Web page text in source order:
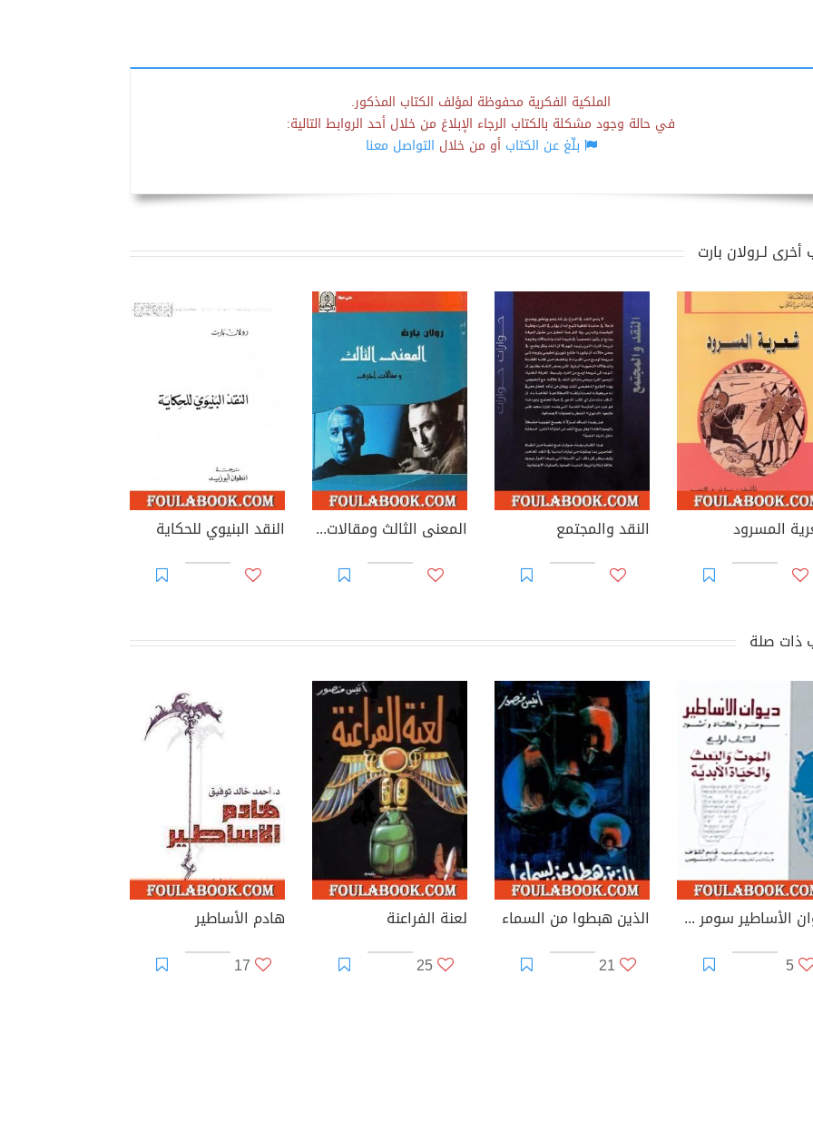
الملكية الفكرية محفوظة لمؤلف الكتاب المذكور.
في حالة وجود مشكلة بالكتاب الرجاء الإبلاغ من خلال أحد الروابط التالية:
بلّغ عن الكتابأو من خلال التواصل معنا
لـرولان بارت
المسرود النقد والمجتمع المعنى الثالث ومقالات أخرى النقد البنيوي للحكاية
ذات صلة
ديوان الأساطير سومر وآكاد وآشور الكتاب الرابع الموت والبعث و الحياة الأبدية
5
الذين هبطوا من السماء
21
لعنة الفراعنة
25
هادم الأساطير
17